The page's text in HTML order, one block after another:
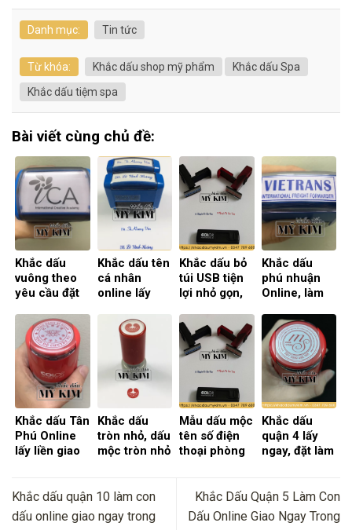
Danh mục: Tin tức
Từ khóa: Khắc dấu shop mỹ phẩm
Khắc dấu Spa
Khắc dấu tiệm spa
Bài viết cùng chủ đề:
Khắc dấu
vuông theo
yêu cầu đặt
tại TPHCM
tiện lợi
Khắc dấu tên
cá nhân
online lấy
ngày tại
TPHCM
Khắc dấu bỏ
túi USB tiện
lợi nhỏ gọn,
USB online
Khắc dấu
phú nhuận
Online, làm
quận Phú
Nhuận
Khắc dấu Tân
Phú Online
lấy liền giao
Khắc dấu
tròn nhỏ, dấu
mộc tròn nhỏ
Mẫu dấu mộc
tên số điện
thoại phòng
sales
Khắc dấu
quận 4 lấy
ngay, đặt làm
Online
Khắc dấu quận 10 làm con
dấu online giao ngay trong
Khắc Dấu Quận 5 Làm Con
Dấu Online Giao Ngay Trong